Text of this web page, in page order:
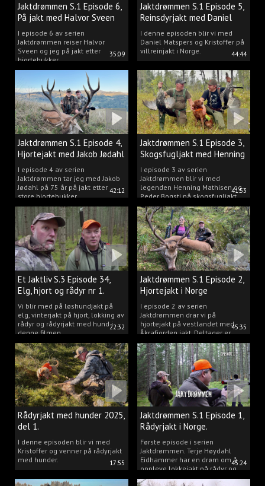
35:09
Jaktdrømmen S.1 Episode 6,
På jakt med Halvor Sveen
I episode 6 av serien
Jaktdrømmen reiser Halvor
Sveen og jeg på jakt etter
hjortebukker.
44:44
Jaktdrømmen S.1 Episode 5,
Reinsdyrjakt med Daniel
Matspers.
I denne episoden blir vi med
Daniel Matspers og Kristoffer på
villreinjakt i Norge.
42:12
Jaktdrømmen S.1 Episode 4,
Hjortejakt med Jakob Jødahl
I episode 4 av serien
Jaktdrømmen tar jeg med Jakob
Jødahl på 75 år på jakt etter
store hjortebukker.
41:53
Jaktdrømmen S.1 Episode 3,
Skogsfugljakt med Henning
og Peder
I episode 3 av serien
Jaktdrømmen blir vi med
legenden Henning Mathisen og
Peder Bogsti på skogsfugljakt.
22:32
Et Jaktliv S.3 Episode 34,
Elg, hjort og rådyr nr 1.
2025
Vi blir med på løshundjakt på
elg, vinterjakt på hjort, lokking av
rådyr og rådyrjakt med hund i
denne filmen.
45:35
Jaktdrømmen S.1 Episode 2,
Hjortejakt i Norge
I episode 2 av serien
Jaktdrømmen drar vi på
hjortejakt på vestlandet med
Åkrafjorden jakt. Deltager er
Michelle Sofi Thomassen.
17:55
Rådyrjakt med hunder 2025,
del 1.
I denne episoden blir vi med
Kristoffer og venner på rådyrjakt
med hunder.
45:24
Jaktdrømmen S.1 Episode 1,
Rådyrjakt i Norge.
Første episode i serien
Jaktdrømmen. Terje Høydahl
Eidhammer har en drøm om å
oppleve lokkejakt på rådyr og
målet vårt er å gjøre den